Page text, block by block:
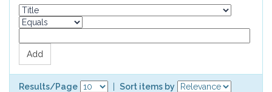
Results/Page
Sort items by